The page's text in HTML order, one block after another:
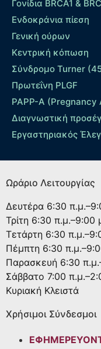
Γονίδια BRCA1 &
Ενδοκράνια πίεση
Γενική ούρων
Κεντρική κόπωση
Σύνδρομο Turner
Πρωτεΐνη PLGF
PAPP-A
Διαγνωστική
Εργαστηριακός
Ωράριο Λειτουργίας
Δευτέρα 6:30
Τρίτη 6:30 π.μ.–9:00
Τετάρτη 6:30
Πέμπτη 6:30
Παρασκευή 6:30
Σάββατο 7:00
Κυριακή Κλειστά
Χρήσιμοι Σύνδεσμοι